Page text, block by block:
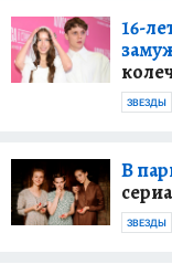
16-
ЗВЕЗДЫ
В
ЗВЕЗДЫ